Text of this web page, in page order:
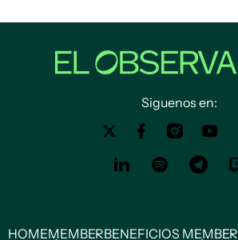
Siguenos en:
HOMEMEMBERBENEFICIOS MEMBER